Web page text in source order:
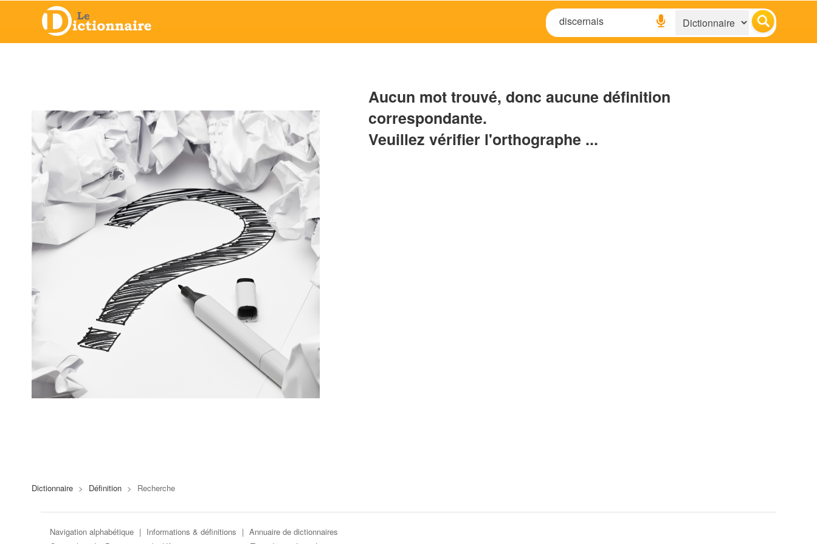
Aucun mot trouvé, donc aucune définition
correspondante.
Veuillez vérifier l'orthographe ...
Dictionnaire > Définition > Recherche
Navigation alphabétique | Informations & définitions | Annuaire de dictionnaires